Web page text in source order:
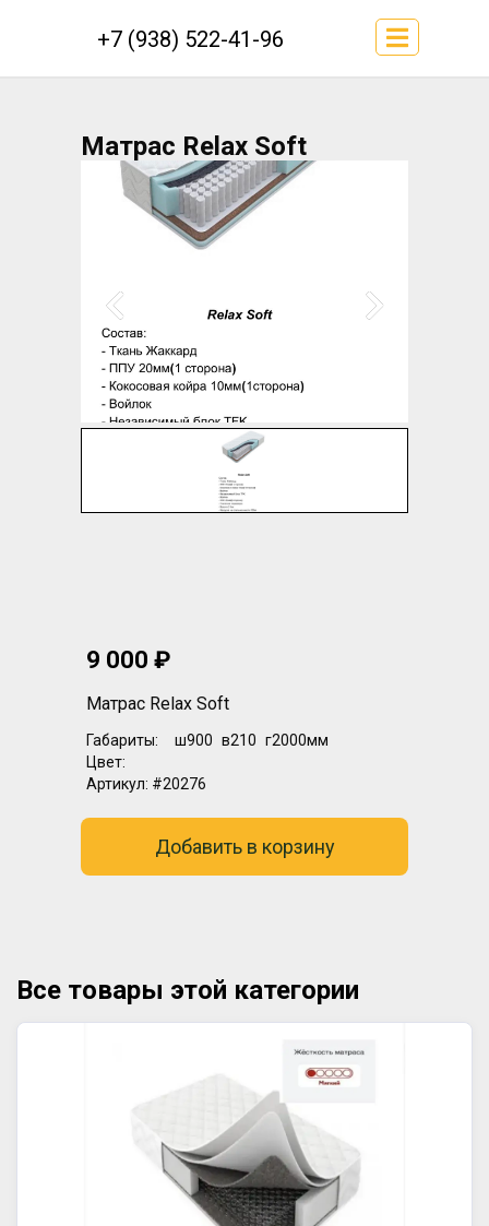
+7 (938) 522-41-96
Матрас Relax Soft
9 000 ₽
Матрас Relax Soft
Габариты: ш900 в210 г2000мм
Цвет:
Артикул: #20276
Добавить в корзину
Все товары этой категории